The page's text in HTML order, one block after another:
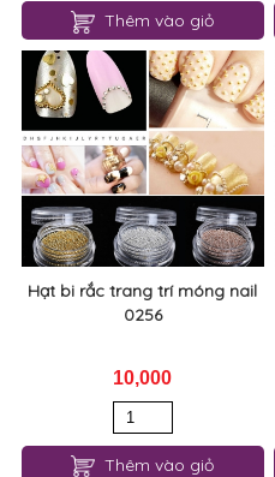
Thêm vào giỏ
Hạt bi rắc trang trí móng nail
0256
10,000
Thêm vào giỏ